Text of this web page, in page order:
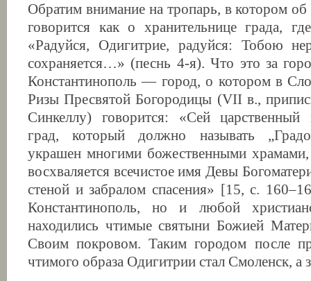
Обратим внимание на тропарь, в котором
говорится как о хранительнице града,
«Радуйся, Одигитрие, радуйся: Тобою
сохраняется…» (песнь 4-я). Что это за
Константинополь — город, о котором в
Ризы Пресвятой Богородицы (VII в.,
Синкеллу) говорится: «Сей
град, который должно называть
украшен многими божественными
восхваляется всечистое имя Девы
стеной и забралом спасения» [15, с.
Константинополь, но и любой
находились чтимые святыни Божией
Своим покровом. Таким городом после
чтимого образа Одигитрии стал Смоленск, а